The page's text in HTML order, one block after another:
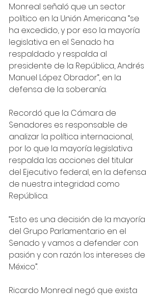
Monreal señaló que un sector
político en la Unión Americana “se
ha excedido, y por eso la mayoría
legislativa en el Senado ha
respaldado y respalda al
presidente de la República, Andrés
Manuel López Obrador”, en la
defensa de la soberanía.
Recordó que la Cámara de
Senadores es responsable de
analizar la política internacional,
por lo que la mayoría legislativa
respalda las acciones del titular
del Ejecutivo federal, en la defensa
de nuestra integridad como
República.
“Esto es una decisión de la mayoría
del Grupo Parlamentario en el
Senado y vamos a defender con
pasión y con razón los intereses de
México”.
Ricardo Monreal negó que exista